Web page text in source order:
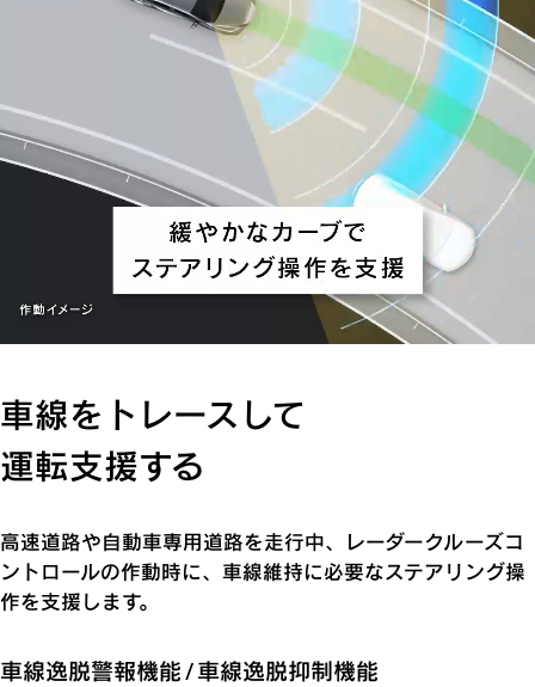
車線をトレースして
運転支援する
高速道路や自動車専用道路を走行中、レーダークルーズコ
ントロールの作動時に、車線維持に必要なステアリング操
作を支援します。
車線逸脱警報機能 / 車線逸脱抑制機能